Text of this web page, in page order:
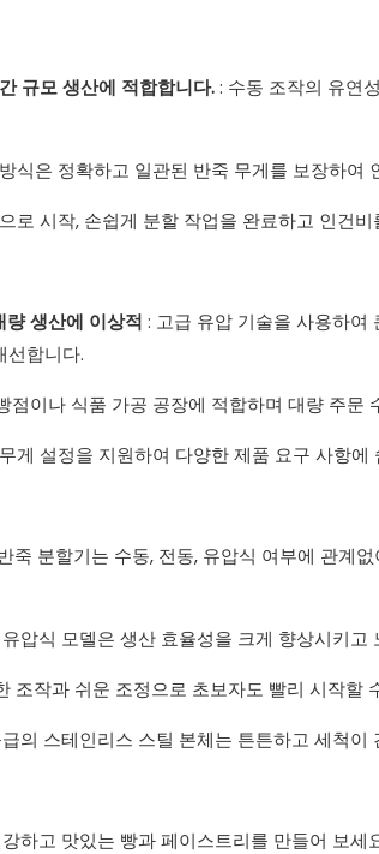
규모 생산에 적합합니다.: 수동 조작의 유연
식은 정확하고 일관된 반죽 무게를 보장하여
로 시작, 손쉽게 분할 작업을 완료하고 인건
량 생산에 이상적 : 고급 유압 기술을 사용하여
선합니다.
점이나 식품 가공 공장에 적합하며 대량 주문
게 설정을 지원하여 다양한 제품 요구 사항
죽 분할기는 수동, 전동, 유압식 여부에 관
압식 모델은 생산 효율성을 크게 향상시키
조작과 쉬운 조정으로 초보자도 빨리 시작할
의 스테인리스 스틸 본체는 튼튼하고 세척
하고 맛있는 빵과 페이스트리를 만들어 보세